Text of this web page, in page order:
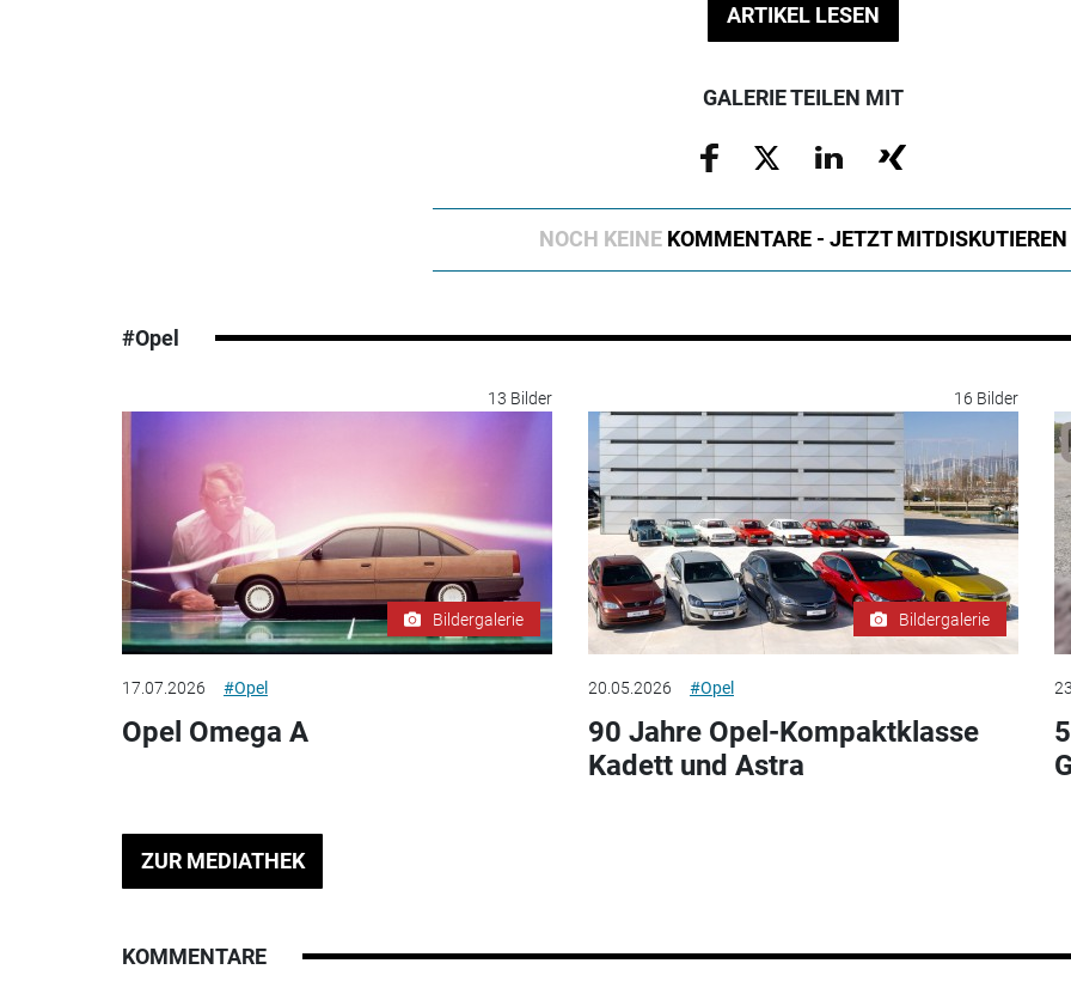
ARTIKEL LESEN
GALERIE TEILEN MIT
NOCH KEINE KOMMENTARE - JETZT MITDISKUTIEREN
#Opel
13 Bilder
Bildergalerie
17.07.2026 #Opel
Opel Omega A
16 Bilder
Bildergalerie
20.05.2026 #Opel
90 Jahre Opel-Kompaktklasse
Kadett und Astra
ZUR MEDIATHEK
KOMMENTARE